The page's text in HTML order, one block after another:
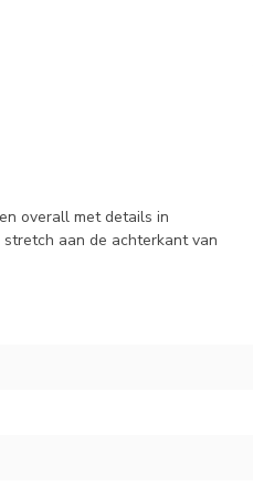
overall met details in
aan de achterkant van